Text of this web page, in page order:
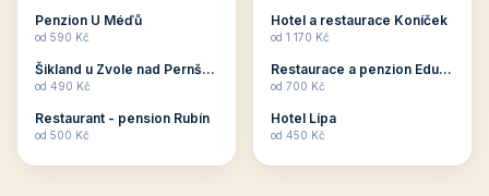
ubytování skupin v
penzionech, hotelích a
Budete překva...
Penzion U Méďů
od 590 Kč
Šikland u Zvole nad Pernštejnem
od 490 Kč
Restaurant - pension Rubín
od 500 Kč
zkušenosti pořádat i
menší firemní akce a
ob...
Hotel a restaurace Koníček
od 1 170 Kč
Restaurace a penzion Eduard
od 700 Kč
Hotel Lípa
od 450 Kč